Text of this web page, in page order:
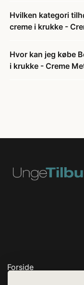
Hvilken kategori
creme i krukke -
Hvor kan jeg købe
i krukke - Creme
Forside